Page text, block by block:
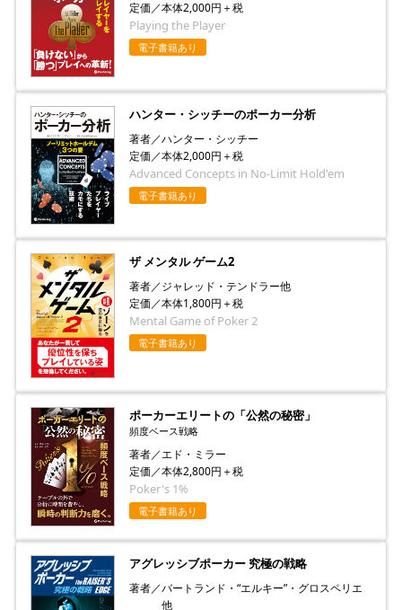
定価／本体2,000円＋税
Playing the Player
電子書籍あり
ハンター・シッチーのポーカー分析
著者／ハンター・シッチー
定価／本体2,000円＋税
Advanced Concepts in No-Limit Hold'em
電子書籍あり
ザ メンタル ゲーム2
著者／ジャレッド・テンドラー他
定価／本体1,800円＋税
Mental Game of Poker 2
電子書籍あり
ポーカーエリートの「公然の秘密」
頻度ベース戦略
著者／エド・ミラー
定価／本体2,800円＋税
Poker's 1%
電子書籍あり
アグレッシブポーカー 究極の戦略
著者／バートランド・“エルキー”・グロスペリエ
他